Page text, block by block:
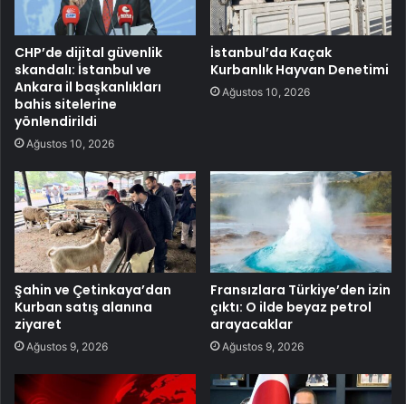
CHP’de dijital güvenlik
skandalı: İstanbul ve
Ankara il başkanlıkları
bahis sitelerine
yönlendirildi
Ağustos 10, 2026
İstanbul’da Kaçak
Kurbanlık Hayvan Denetimi
Ağustos 10, 2026
Şahin ve Çetinkaya’dan
Kurban satış alanına
ziyaret
Ağustos 9, 2026
Fransızlara Türkiye’den izin
çıktı: O ilde beyaz petrol
arayacaklar
Ağustos 9, 2026